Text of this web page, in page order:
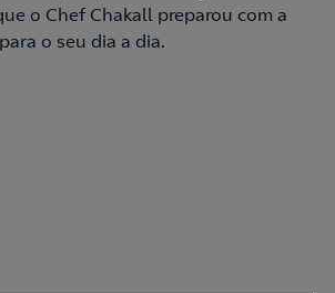
o Chef Chakall preparou com a
o seu dia a dia.